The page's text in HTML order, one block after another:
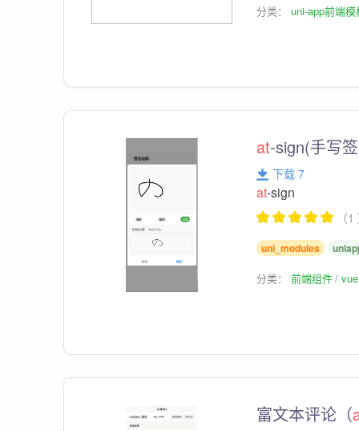
分类：uni-app前端模
at-sign(手写
下载 7
at-sign
（
uni_modules
分类：前端组件
富文本评论（